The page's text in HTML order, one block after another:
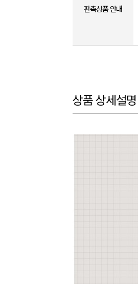
판촉상품 안내
상품 상세설명